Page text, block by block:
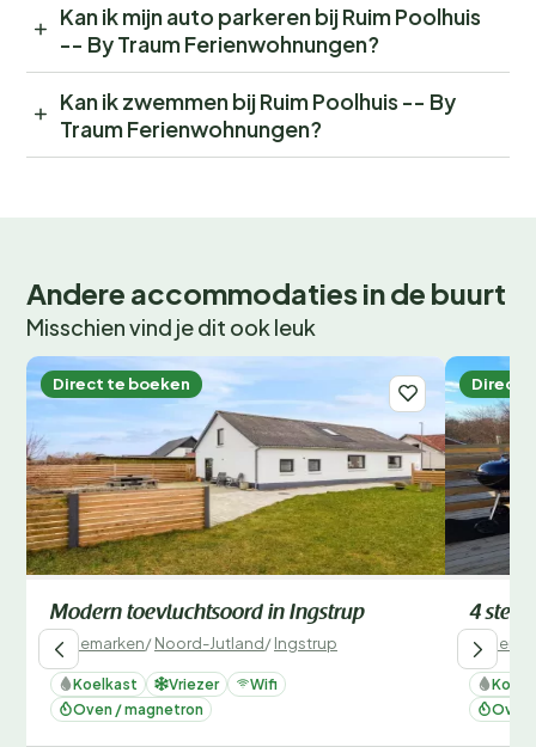
Kan ik mijn auto parkeren bij Ruim Poolhuis
-- By Traum Ferienwohnungen?
Kan ik zwemmen bij Ruim Poolhuis -- By
Traum Ferienwohnungen?
Andere accommodaties in de buurt
Misschien vind je dit ook leuk
Direct te boeken
Modern toevluchtsoord in Ingstrup
Denemarken/Noord-Jutland/Ingstrup
Koelkast Vriezer
Wifi
Oven / magnetron
Direct
4
Oven